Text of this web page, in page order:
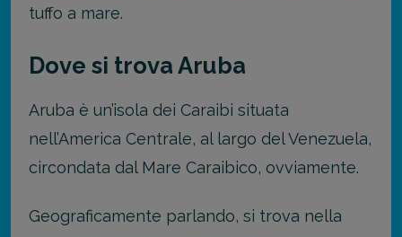
tuffo a mare.
Dove si trova Aruba
Aruba è un’isola dei Caraibi situata
nell’America Centrale, al largo del Venezuela,
circondata dal Mare Caraibico, ovviamente.
Geograficamente parlando, si trova nella